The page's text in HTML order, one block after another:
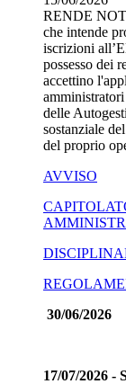
RENDE
che intende
iscrizioni
possesso dei
accettino
delle
sostanziale
del proprio
AVVISO
30/06/2026
17/07/2026 -